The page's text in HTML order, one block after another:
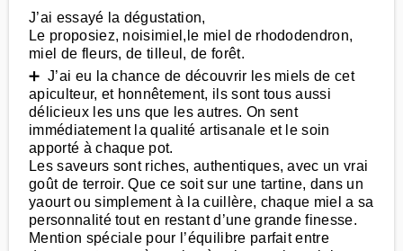
J’ai essayé la dégustation,
Le proposiez, noisimiel,le miel de rhododendron,
miel de fleurs, de tilleul, de forêt.
➕ J’ai eu la chance de découvrir les miels de cet
apiculteur, et honnêtement, ils sont tous aussi
délicieux les uns que les autres. On sent
immédiatement la qualité artisanale et le soin
apporté à chaque pot.
Les saveurs sont riches, authentiques, avec un vrai
goût de terroir. Que ce soit sur une tartine, dans un
yaourt ou simplement à la cuillère, chaque miel a sa
personnalité tout en restant d’une grande finesse.
Mention spéciale pour l’équilibre parfait entre